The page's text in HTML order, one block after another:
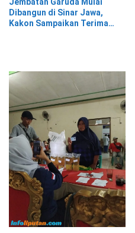
Dibangun di Sinar Jawa,
Kakon Sampaikan Terima